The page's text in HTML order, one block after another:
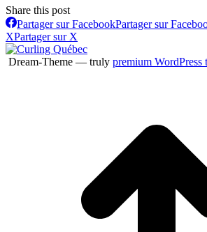
Share this post
Partager sur FacebookPartager sur
XPartager sur X
Dream-Theme — truly premium WordPress